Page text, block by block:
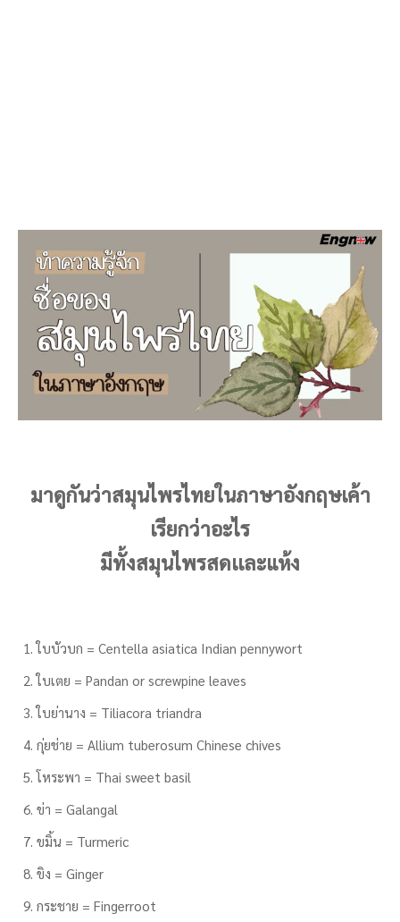
มาดูกันว่าสมุนไพรไทยในภาษาอังกฤษเค้า
เรียกว่าอะไร
มีทั้งสมุนไพรสดเเละแห้ง
ใบบัวบก = Centella asiatica Indian pennywort
ใบเตย = Pandan or screwpine leaves
ใบย่านาง = Tiliacora triandra
กุ่ยช่าย = Allium tuberosum Chinese chives
โหระพา = Thai sweet basil
ข่า = Galangal
ขมิ้น = Turmeric
ขิง = Ginger
กระชาย = Fingerroot